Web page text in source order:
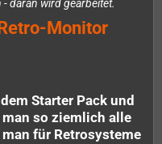
daran wird gearbeitet.
Monitor
Starter Pack und
so ziemlich alle
für Retrosysteme